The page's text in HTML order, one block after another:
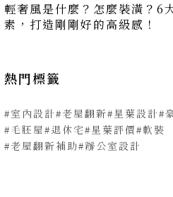
輕奢風是什麼？怎麼裝潢？6
素，打造剛剛好的高級感！
熱門標籤
#室內設計#老屋翻新#星葉設計#
#毛胚屋#退休宅#星葉評價#軟裝
#老屋翻新補助#辦公室設計